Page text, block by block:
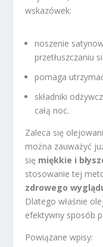
wskazówek:
noszenie
przetłuszczaniu
pomaga
składniki
całą noc.
Zaleca się
można zauważyć
się miękkie i
stosowanie tej
zdrowego
Dlatego właśnie
efektywny sposób
Powiązane wpisy: